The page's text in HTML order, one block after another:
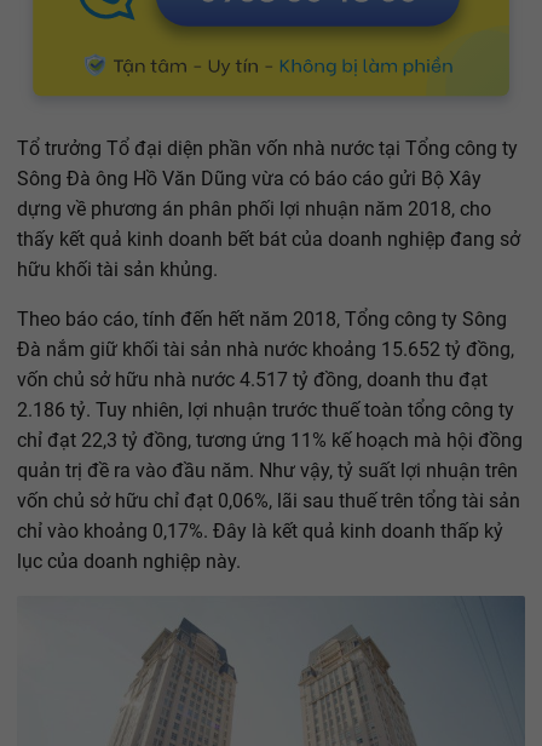
Tổ trưởng Tổ đại diện phần vốn nhà nước tại Tổng công ty
Sông Đà ông Hồ Văn Dũng vừa có báo cáo gửi Bộ Xây
dựng về phương án phân phối lợi nhuận năm 2018, cho
thấy kết quả kinh doanh bết bát của doanh nghiệp đang sở
hữu khối tài sản khủng.
Theo báo cáo, tính đến hết năm 2018, Tổng công ty Sông
Đà nắm giữ khối tài sản nhà nước khoảng 15.652 tỷ đồng,
vốn chủ sở hữu nhà nước 4.517 tỷ đồng, doanh thu đạt
2.186 tỷ. Tuy nhiên, lợi nhuận trước thuế toàn tổng công ty
chỉ đạt 22,3 tỷ đồng, tương ứng 11% kế hoạch mà hội đồng
quản trị đề ra vào đầu năm. Như vậy, tỷ suất lợi nhuận trên
vốn chủ sở hữu chỉ đạt 0,06%, lãi sau thuế trên tổng tài sản
chỉ vào khoảng 0,17%. Đây là kết quả kinh doanh thấp kỷ
lục của doanh nghiệp này.